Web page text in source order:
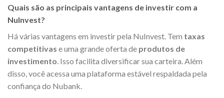
Quais são as principais vantagens de investir com a
NuInvest?
Há várias vantagens em investir pela NuInvest. Tem taxas
competitivas e uma grande oferta de produtos de
investimento. Isso facilita diversificar sua carteira. Além
disso, você acessa uma plataforma estável respaldada pela
confiança do Nubank.